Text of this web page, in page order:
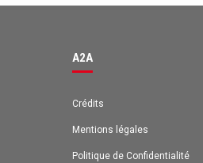
A2A
Crédits
Mentions légales
Politique de Confidentialité